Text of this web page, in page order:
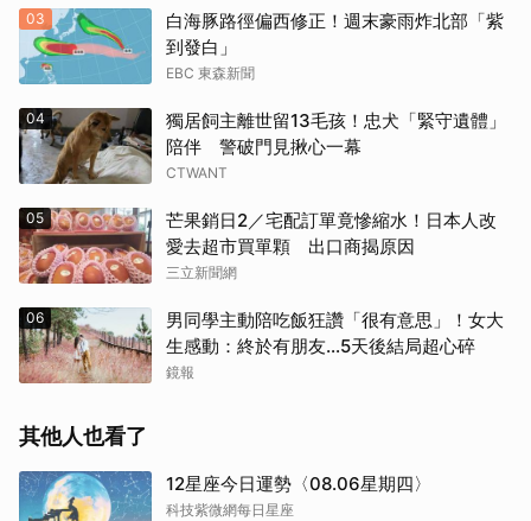
03
白海豚路徑偏西修正！週末豪雨炸北部「紫
到發白」
EBC 東森新聞
04
獨居飼主離世留13毛孩！忠犬「緊守遺體」
陪伴 警破門見揪心一幕
CTWANT
05
芒果銷日2／宅配訂單竟慘縮水！日本人改
愛去超市買單顆 出口商揭原因
三立新聞網
06
男同學主動陪吃飯狂讚「很有意思」！女大
生感動：終於有朋友…5天後結局超心碎
鏡報
其他人也看了
12星座今日運勢〈08.06星期四〉
科技紫微網每日星座